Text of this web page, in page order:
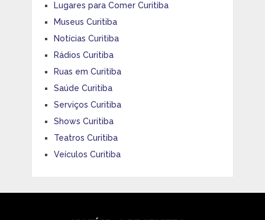
Lugares para Comer Curitiba
Museus Curitiba
Notícias Curitiba
Rádios Curitiba
Ruas em Curitiba
Saúde Curitiba
Serviços Curitiba
Shows Curitiba
Teatros Curitiba
Veículos Curitiba